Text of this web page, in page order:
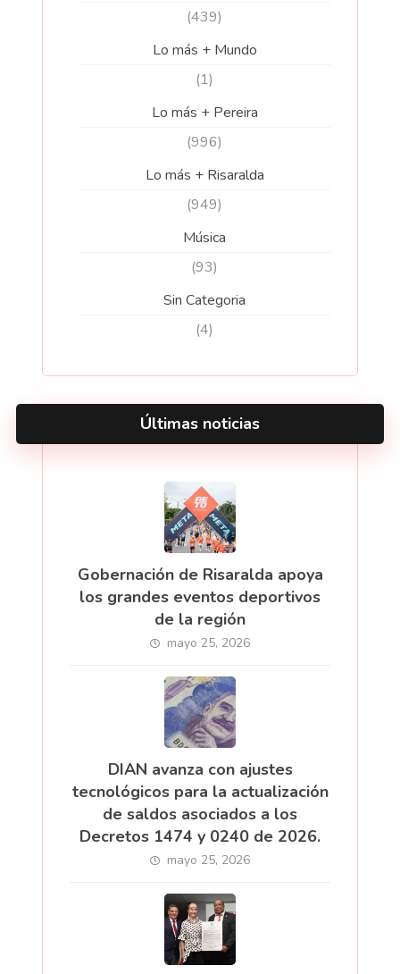
(439)
Lo más + Mundo
(1)
Lo más + Pereira
(996)
Lo más + Risaralda
(949)
Música
(93)
Sin Categoria
(4)
Últimas noticias
Gobernación de Risaralda apoya
los grandes eventos deportivos
de la región
mayo 25, 2026
DIAN avanza con ajustes
tecnológicos para la actualización
de saldos asociados a los
Decretos 1474 y 0240 de 2026.
mayo 25, 2026